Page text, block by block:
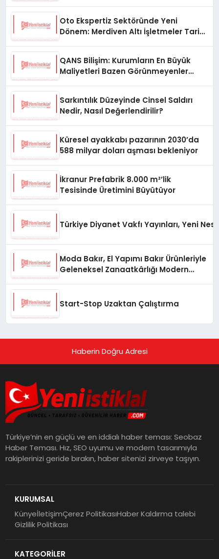
Oto Ekspertiz Sektöründe Yeni
Dönem: Merdiven Altı İşletmeler Tarih
QANS Bilişim: Kurumların En Büyük
Maliyetleri Bazen Görünmeyenler
Sarkıntılık Düzeyinde Cinsel Saldırı
Nedir, Nasıl Değerlendirilir?
Küresel ayakkabı pazarının 2030’da
588 milyar doları aşması bekleniyor
İkranur Prefabrik 8.000 m²’lik
Tesisinde Üretimini Büyütüyor
Türkiye Diyanet Vakfı Yayınları, Yeni
Moda Bakır, El Yapımı Bakır Ürünleriyle
Geleneksel Zanaatkârlığı Modern
Start-Stop Uzaktan Çalıştırma
Haberin Doğru Adresi
Türkiye’nin en güçlü ve en iddialı haber teması: Seobaz
Haber Teması. Hız, SEO uyumu ve modern tasarımıyla
rakiplerinizi geride bırakın, haber sitenizi zirveye taşıyın.
KURUMSAL
KünyeİletişimÇerez PolitikasıHaber Kaldırma talebi
Gizlilik Politikası
KATEGORİLER